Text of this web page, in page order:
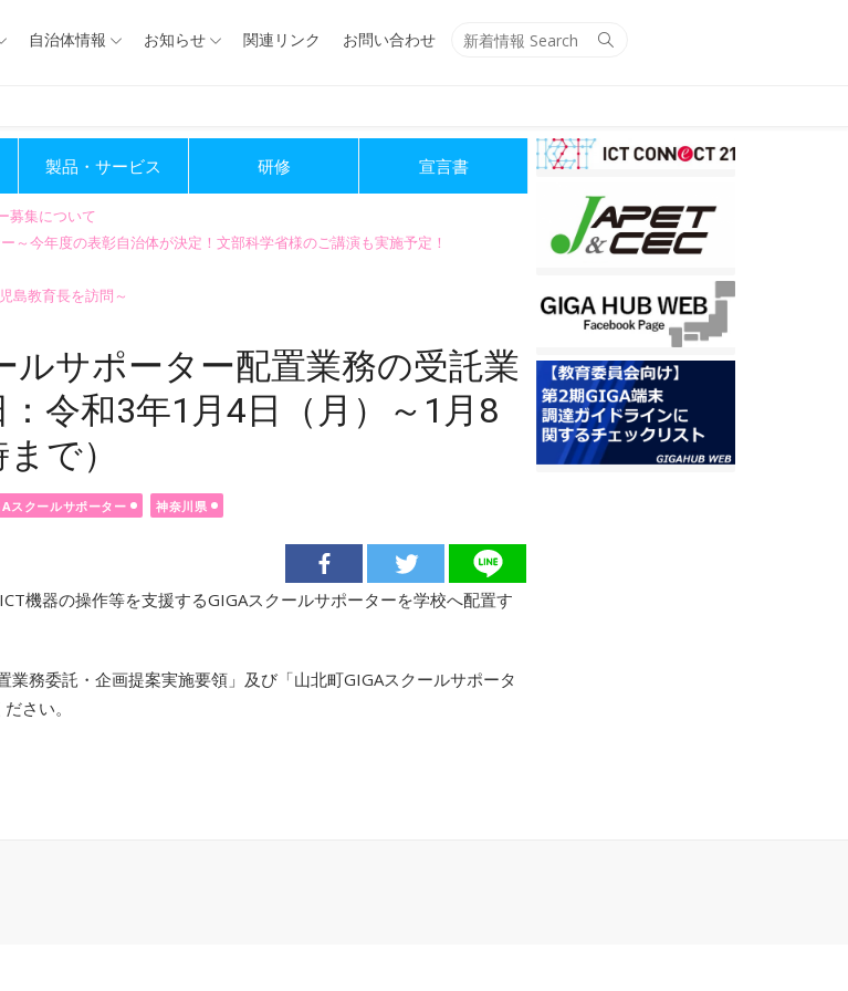
Search
自治体情報 お知らせ 関連リンク お問い合わせ
製品・サービス 研修 宣言書
募集について
～今年度の表彰自治体が決定！文部科学省様のご講演も実施予定！
島教育長を訪問～
ルサポーター配置業務の受託業
令和3年1月4日（月）～1月8
で）
スクールサポーター 神奈川県
機器の操作等を支援するGIGAスクールサポーターを学校へ配置す
務委託・企画提案実施要領」及び「山北町GIGAスクールサポータ
さい。